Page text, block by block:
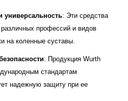
универсальность: Эти средства
профессий и видов
на коленные суставы.
: Продукция Wurth
стандартам
надежную защиту при ее